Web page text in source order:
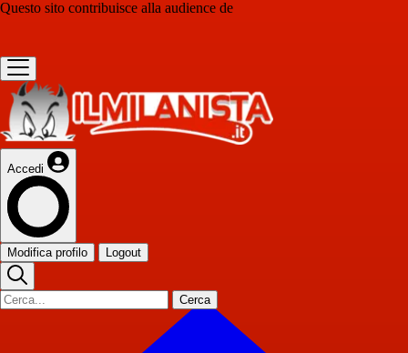
Questo sito contribuisce alla audience de
Accedi
Modifica profilo Logout
Cerca